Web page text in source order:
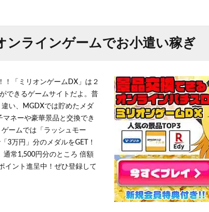
ンラインゲームでお小遣い稼ぎ
！「ミリオンゲームDX」は２
できるゲームサイトだよ。普
い、MGDXでは貯めたメダ
ネーや豪華景品と交換でき
ームでは「ラッシュモー
3万円」分のメダルをGET！
通常1,500円分のところ 倍額
イント進呈中！ぜひ登録して